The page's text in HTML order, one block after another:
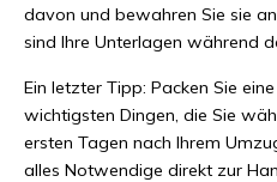
davon und bewahren Sie sie
sind Ihre Unterlagen während
Ein letzter Tipp: Packen Sie
wichtigsten Dingen, die Sie
ersten Tagen nach Ihrem
alles Notwendige direkt zur